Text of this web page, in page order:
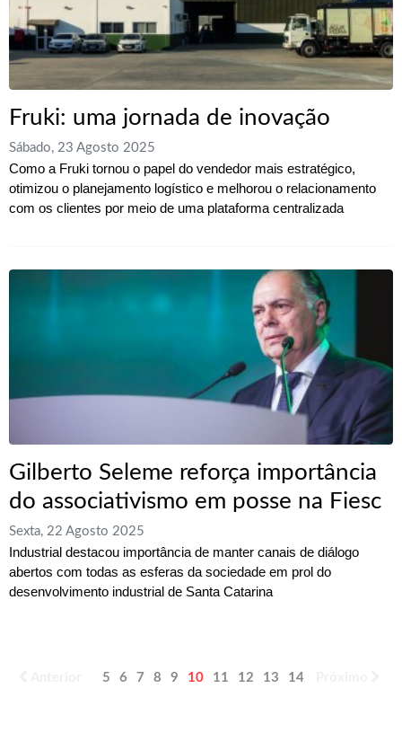
Fruki: uma jornada de inovação
Sábado, 23 Agosto 2025
Como a Fruki tornou o papel do vendedor mais estratégico,
otimizou o planejamento logístico e melhorou o relacionamento
com os clientes por meio de uma plataforma centralizada
Gilberto Seleme reforça importância
do associativismo em posse na Fiesc
Sexta, 22 Agosto 2025
Industrial destacou importância de manter canais de diálogo
abertos com todas as esferas da sociedade em prol do
desenvolvimento industrial de Santa Catarina
5 6 7 8 9 10 11 12 13 14